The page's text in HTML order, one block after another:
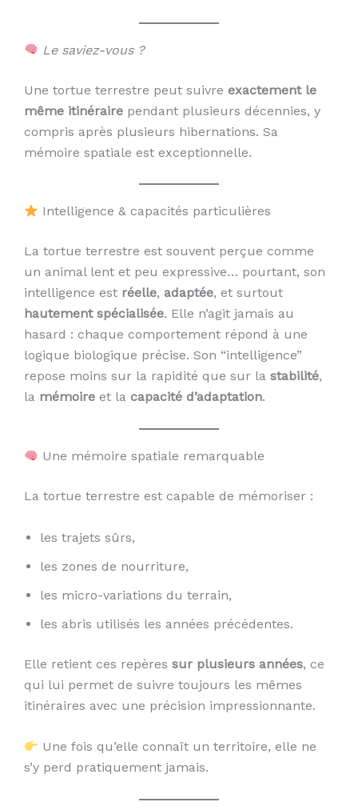
Le saviez-vous ?
Une tortue terrestre peut suivre exactement le
même itinéraire pendant plusieurs décennies, y
compris après plusieurs hibernations. Sa
mémoire spatiale est exceptionnelle.
Intelligence & capacités particulières
La tortue terrestre est souvent perçue comme
un animal lent et peu expressive… pourtant, son
intelligence est réelle, adaptée, et surtout
hautement spécialisée. Elle n’agit jamais au
hasard : chaque comportement répond à une
logique biologique précise. Son “intelligence”
repose moins sur la rapidité que sur la stabilité,
la mémoire et la capacité d’adaptation.
Une mémoire spatiale remarquable
La tortue terrestre est capable de mémoriser :
les trajets sûrs,
les zones de nourriture,
les micro-variations du terrain,
les abris utilisés les années précédentes.
Elle retient ces repères sur plusieurs années, ce
qui lui permet de suivre toujours les mêmes
itinéraires avec une précision impressionnante.
Une fois qu’elle connaît un territoire, elle ne
s’y perd pratiquement jamais.